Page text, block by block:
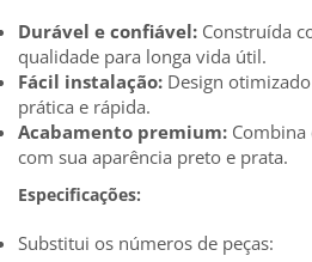
Durável e confiável: Construída
qualidade para longa vida útil.
Fácil instalação: Design
prática e rápida.
Acabamento premium:
com sua aparência preto e prata.
Especificações:
Substitui os números de peças: